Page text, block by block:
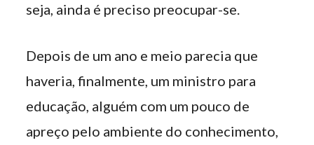
seja, ainda é preciso preocupar-se.
Depois de um ano e meio parecia que
haveria, finalmente, um ministro para
educação, alguém com um pouco de
apreço pelo ambiente do conhecimento,